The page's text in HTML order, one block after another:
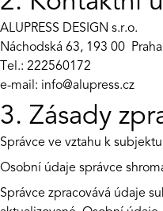
ALUPRESS DESIGN s.r.o.
Náchodská 63, 193 00
Tel.: 222560172
e-mail: info@alupress.cz
3. Zásady
Správce ve vztahu k
Osobní údaje správce
Správce zpracovává údaje